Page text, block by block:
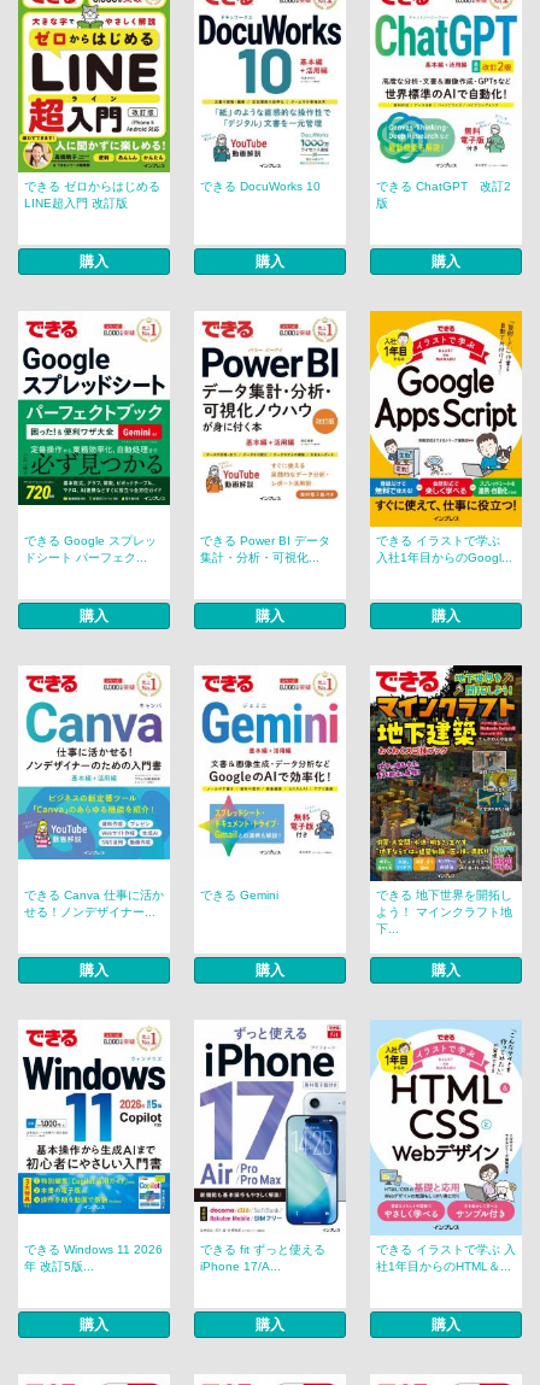
できる ゼロからはじめる
LINE超入門 改訂版
購入
できる DocuWorks 10
購入
できる ChatGPT 改訂2
版
購入
できる Google スプレッ
ドシート パーフェク...
購入
できる Power BI データ
集計・分析・可視化...
購入
できる イラストで学ぶ
入社1年目からのGoogl...
購入
できる Canva 仕事に活か
せる！ノンデザイナー...
購入
できる Gemini
購入
できる 地下世界を開拓し
よう！ マインクラフト地
下...
購入
できる Windows 11 2026
年 改訂5版...
購入
できる fit ずっと使える
iPhone 17/A...
購入
できる イラストで学ぶ 入
社1年目からのHTML＆...
購入